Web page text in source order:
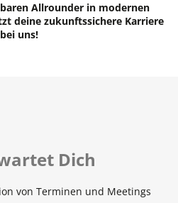
Allrounder in modernen
deine zukunftssichere Karriere
bei uns!
Dich
von Terminen und Meetings